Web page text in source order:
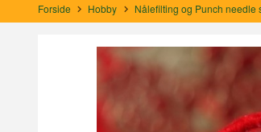
Forside Hobby Nålefilting og Punch needle